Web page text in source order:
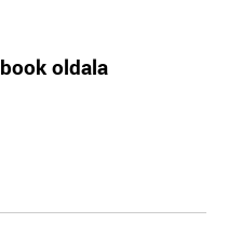
oldala